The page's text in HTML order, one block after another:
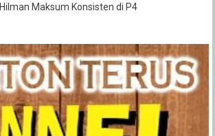
Hilman Maksum Konsisten di P4